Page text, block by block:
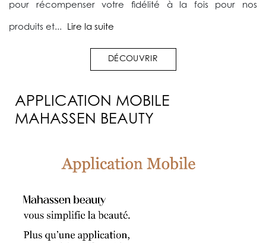
pour récompenser votre fidélité à la fois pour nos
produits et... Lire la suite
DÉCOUVRIR
APPLICATION MOBILE
MAHASSEN BEAUTY